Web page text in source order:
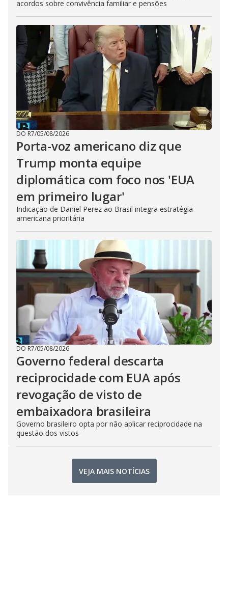
acordos sobre convivência familiar e pensões
DO R7/05/08/2026
Porta-voz americano diz que
Trump monta equipe
diplomática com foco nos 'EUA
em primeiro lugar'
Indicação de Daniel Perez ao Brasil integra estratégia
americana prioritária
DO R7/05/08/2026
Governo federal descarta
reciprocidade com EUA após
revogação de visto de
embaixadora brasileira
Governo brasileiro opta por não aplicar reciprocidade na
questão dos vistos
VEJA MAIS NOTÍCIAS